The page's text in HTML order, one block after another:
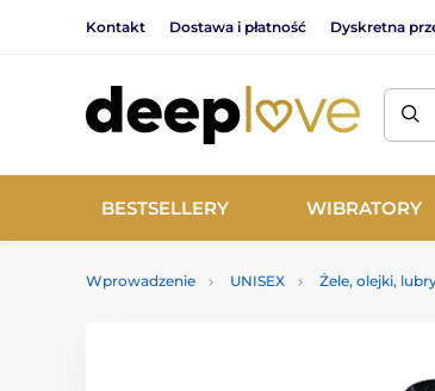
Kontakt Dostawa i płatność Dyskretna
BESTSELLERY WIBRATORY
Wprowadzenie UNISEX Żele, olejki,